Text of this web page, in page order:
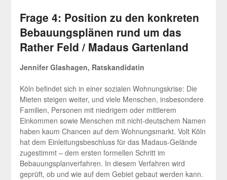
Frage 4: Position zu den konkreten
Bebauungsplänen rund um das
Rather Feld / Madaus Gartenland
Jennifer Glashagen, Ratskandidatin
Köln befindet sich in einer sozialen Wohnungskrise: Die
Mieten steigen weiter, und viele Menschen, insbesondere
Familien, Personen mit niedrigem oder mittlerem
Einkommen sowie Menschen mit nicht-deutschem Namen
haben kaum Chancen auf dem Wohnungsmarkt. Volt Köln
hat dem Einleitungsbeschluss für das Madaus-Gelände
zugestimmt – dem ersten formellen Schritt im
Bebauungsplanverfahren. In diesem Verfahren wird
geprüft, ob und wie auf dem Gebiet gebaut werden kann.